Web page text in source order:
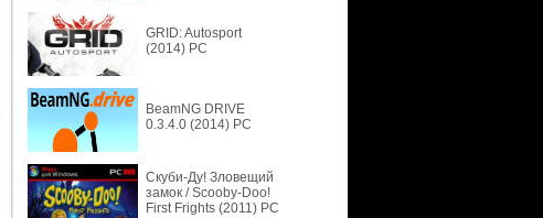
GRID: Autosport
(2014) PC
BeamNG DRIVE
0.3.4.0 (2014) PC
Скуби-Ду! Зловещий
замок / Scooby-Doo!
First Frights (2011) PC